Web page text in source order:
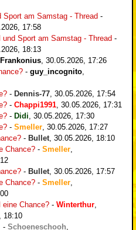
Sport am Samstag - Thread -
17:58
und Sport am Samstag - Thread -
18:13
Frankonius, 30.05.2026, 17:26
- guy_incognito,
- Dennis-77, 30.05.2026, 17:54
- Chappi1991, 30.05.2026, 17:31
- Didi, 30.05.2026, 17:30
- Smeller, 30.05.2026, 17:27
- Bullet, 30.05.2026, 18:10
Chance? - Smeller,
- Bullet, 30.05.2026, 17:57
Chance? - Smeller,
eine Chance? - Winterthur,
18:10
- Schoeneschooh,